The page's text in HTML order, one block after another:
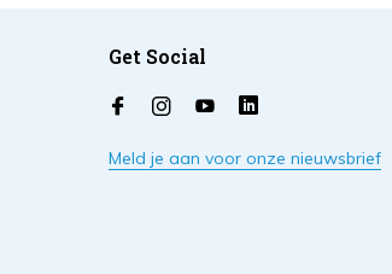
Get Social
Meld je aan voor onze nieuwsbrief